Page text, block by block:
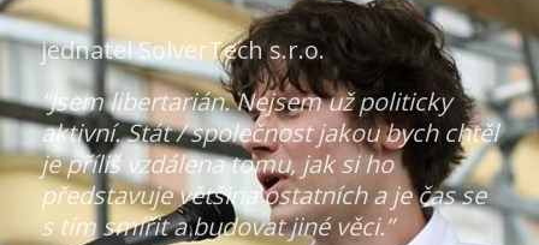
jednatel SolverTech s.r.o.
“Jsem libertarián. Nejsem už politicky
aktivní. Stát / společnost jakou bych chtěl
je příliš vzdálena tomu, jak si ho
představuje většina ostatních a je čas se
s tím smířit a budovat jiné věci.”